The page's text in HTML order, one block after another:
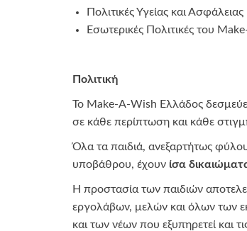
Πολιτικές Υγείας και Ασφάλειας
Εσωτερικές Πολιτικές του
Πολιτική
Το Make-A-Wish Ελλάδος
σε κάθε περίπτωση και κάθε
Όλα τα παιδιά, ανεξαρτήτως
υποβάθρου, έχουν ίσα
Η προστασία των παιδιών
εργολάβων, μελών και όλων των
και των νέων που εξυπηρετεί και